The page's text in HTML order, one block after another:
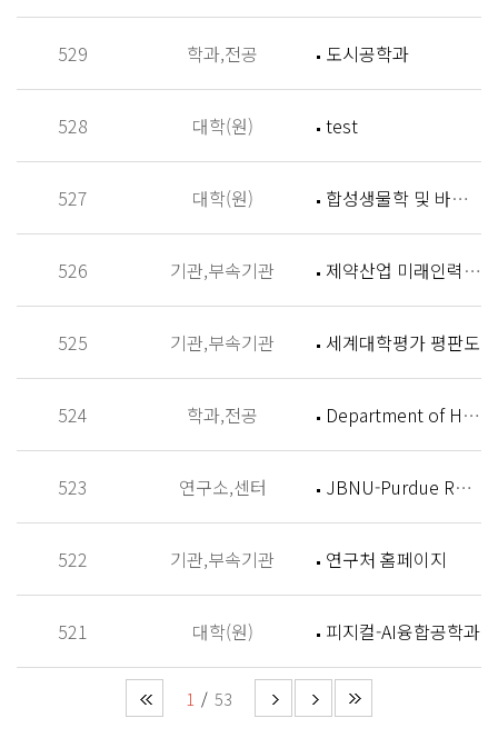
529 학과,전공 도시공학과
528 대학(원) test
527 대학(원) 합성생물학 및 바이오신소재개발 연구실 (Synthetic Biology and Biomaterials Lab,SBBL)
526 기관,부속기관 제약산업 미래인력 양성센터 홈페이지
525 기관,부속기관 세계대학평가 평판도
524 학과,전공 Department of History
523 연구소,센터 JBNU-Purdue Research Institute (JPRI)
522 기관,부속기관 연구처 홈페이지
521 대학(원) 피지컬-AI융합공학과
1 53